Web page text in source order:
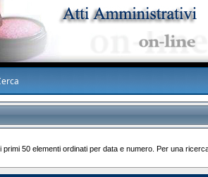
primi 50 elementi ordinati per data e numero. Per una